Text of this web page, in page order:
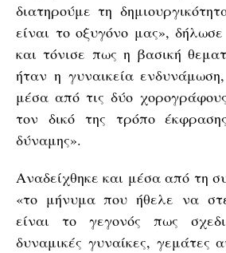
διατηρούμε τη
είναι το οξυγόνο μας»,
και τόνισε πως η βασική
ήταν η γυναικεία
μέσα από τις δύο
τον δικό της τρόπο
δύναμης».
Αναδείχθηκε και μέσα από τη
«το μήνυμα που ήθελε να
είναι το γεγονός πως
δυναμικές γυναίκες, γεμάτες